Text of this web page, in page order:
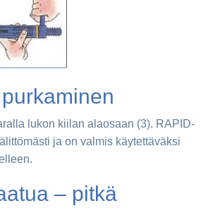
lukon kiilan alaosaan (3). RAPID-
ja on valmis käytettäväksi
– pitkä